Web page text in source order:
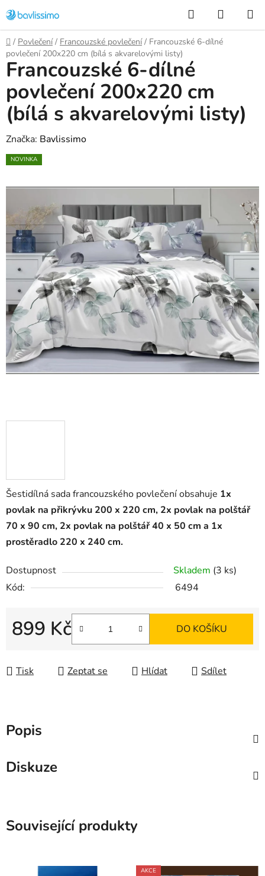
na
obsah
Hledat
KOŠÍK
Domů
/ Povlečení / Francouzské povlečení / Francouzské 6-dílné
povlečení 200x220 cm (bílá s akvarelovými listy)
Šestidílná sada francouzského povlečení obsahuje 1x
povlak na přikrývku 200 x 220 cm, 2x povlak na polštář
70 x 90 cm, 2x povlak na polštář 40 x 50 cm a 1x
prostěradlo 220 x 240 cm.
Dostupnost Skladem (3 ks)
Kód:
6494
899 Kč DO KOŠÍKU
Tisk Zeptat se Hlídat Sdílet
Francouzské 6-dílné
povlečení 200x220 cm
(bílá s akvarelovými listy)
Značka: Bavlissimo
NOVINKA
Popis
Diskuze
Související produkty
AKCE